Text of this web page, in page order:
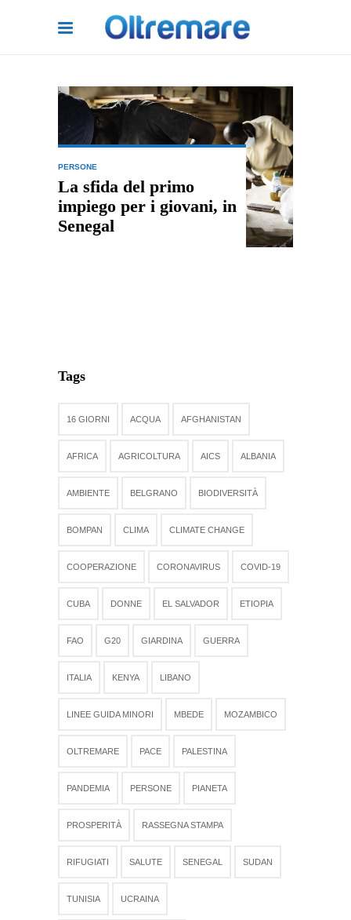
PERSONE
La sfida del primo
impiego per i giovani, in
Senegal
Tags
16 GIORNI ACQUA AFGHANISTAN
AFRICA AGRICOLTURA AICS ALBANIA
AMBIENTE BELGRANO BIODIVERSITÀ
BOMPAN CLIMA CLIMATE CHANGE
COOPERAZIONE CORONAVIRUS COVID-19
CUBA DONNE EL SALVADOR ETIOPIA
FAO G20 GIARDINA GUERRA
ITALIA KENYA LIBANO
LINEE GUIDA MINORI MBEDE MOZAMBICO
OLTREMARE PACE PALESTINA
PANDEMIA PERSONE PIANETA
PROSPERITÀ RASSEGNA STAMPA
RIFUGIATI SALUTE SENEGAL SUDAN
TUNISIA UCRAINA